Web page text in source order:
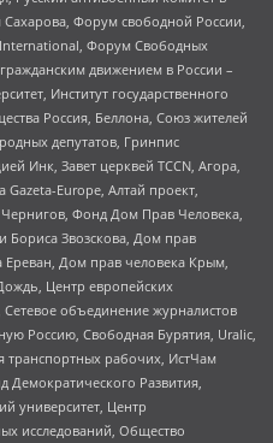
Форум свободной России,
Форум Свободных
движением в России –
Институт государственного
Россия, Беллона, Союз жителей
депутатов, Гринпис
Инк, Завет церквей TCCN, Агора,
Europe, Алтай проект,
Фонд Дом Прав Человека,
Бориса Звозскова, Дом прав
Дом прав человека Крым,
Центр европейских
объединение журналистов
Россию, Свободная Бурятия, Uralic,
рабочих, ИстЧам
Демократического Развития,
университет, Центр
исследований, Общество